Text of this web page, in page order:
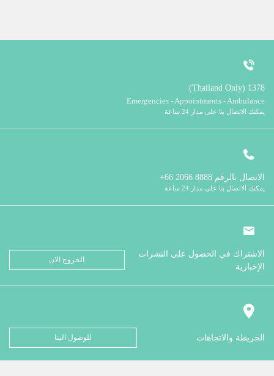
1378 (Thailand Only)
Emergencies - Appointments - Ambulance
يمكنك الاتصال بنا على مدار 24 ساعة
الاتصال بالرقم
يمكنك الاتصال بنا على مدار 24 ساعة
الاشتراك في الحصول على النشرات
الإخبارية
الخروج الان
الخريطة والاتجاهات للوصول الينا